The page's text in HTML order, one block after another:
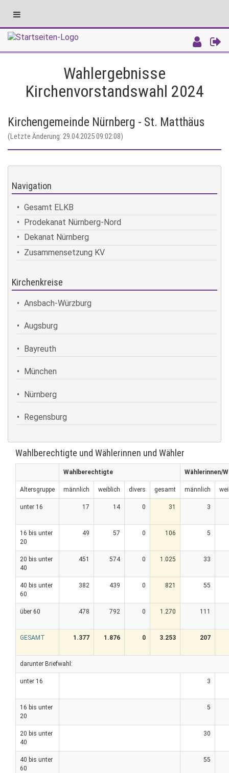
Toggle
navigation
Wahlergebnisse
Kirchenvorstandswahl 2024
Kirchengemeinde Nürnberg - St. Matthäus
(Letzte Änderung: 29.04.2025 09:02:08)
Navigation
Gesamt ELKB
Prodekanat Nürnberg-Nord
Dekanat Nürnberg
Zusammensetzung KV
Kirchenkreise
Ansbach-Würzburg
Augsburg
Bayreuth
München
Nürnberg
Regensburg
Wahlberechtigte und Wählerinnen und Wähler
Wahlberechtigte Wählerinnen/
Altersgruppe männlich weiblich divers gesamt männlich
unter 16 17 14 0 31 3
16 bis unter
20
49 57 0 106 5
20 bis unter
40
451 574 0 1.025 33
40 bis unter
60
382 439 0 821 55
über 60 478 792 0 1.270 111
GESAMT 1.377 1.876 0 3.253 207
darunter Briefwahl:
unter 16 3
16 bis unter
20
5
20 bis unter
40
30
40 bis unter
60
55